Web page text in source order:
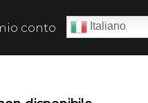
conto Italiano